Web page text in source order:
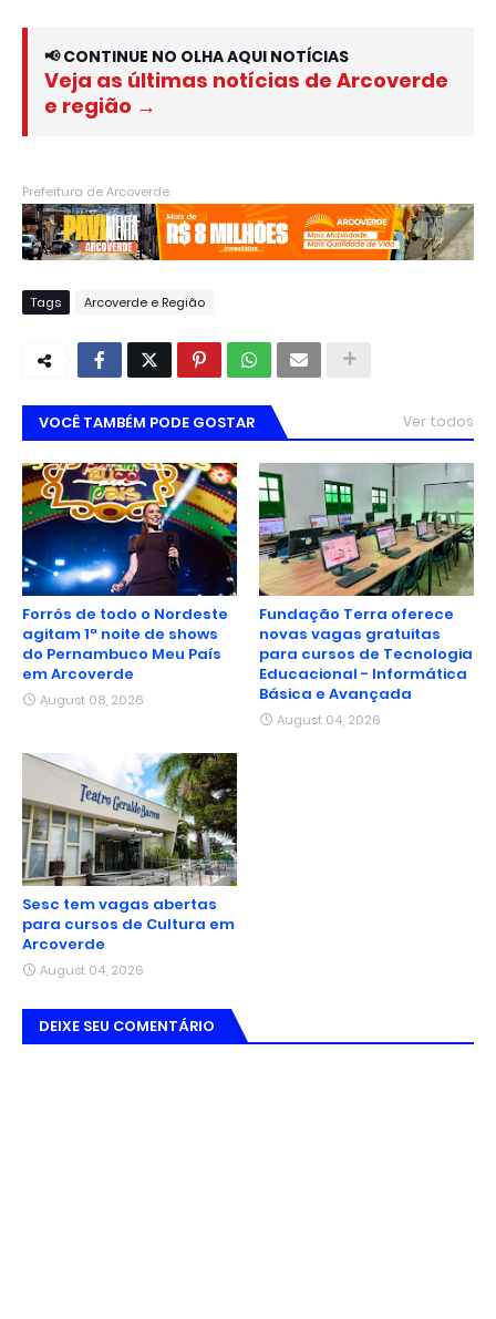
📢 CONTINUE NO OLHA AQUI NOTÍCIAS
Veja as últimas notícias de Arcoverde
e região →
Prefeitura de Arcoverde
Tags Arcoverde e Região
VOCÊ TAMBÉM PODE GOSTAR Ver todos
Forrós de todo o Nordeste
agitam 1ª noite de shows
do Pernambuco Meu País
em Arcoverde
August 08, 2026
Fundação Terra oferece
novas vagas gratuitas
para cursos de Tecnologia
Educacional - Informática
Básica e Avançada
August 04, 2026
Sesc tem vagas abertas
para cursos de Cultura em
Arcoverde
August 04, 2026
DEIXE SEU COMENTÁRIO